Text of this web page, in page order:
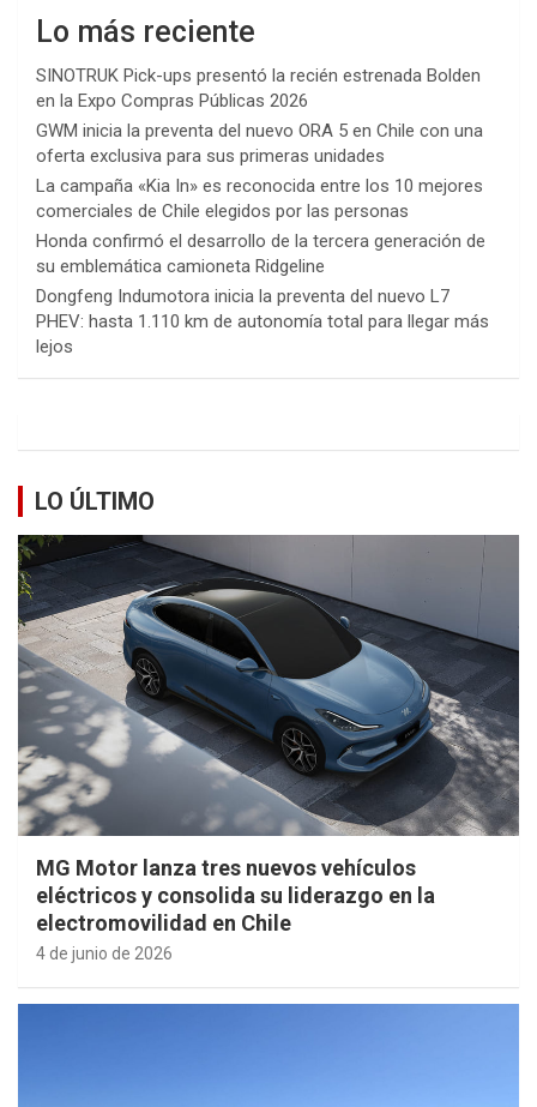
Lo más reciente
SINOTRUK Pick-ups presentó la recién estrenada Bolden
en la Expo Compras Públicas 2026
GWM inicia la preventa del nuevo ORA 5 en Chile con una
oferta exclusiva para sus primeras unidades
La campaña «Kia In» es reconocida entre los 10 mejores
comerciales de Chile elegidos por las personas
Honda confirmó el desarrollo de la tercera generación de
su emblemática camioneta Ridgeline
Dongfeng Indumotora inicia la preventa del nuevo L7
PHEV: hasta 1.110 km de autonomía total para llegar más
lejos
LO ÚLTIMO
MG Motor lanza tres nuevos vehículos
eléctricos y consolida su liderazgo en la
electromovilidad en Chile
4 de junio de 2026